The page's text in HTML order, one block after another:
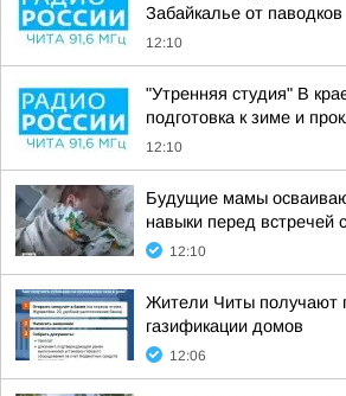
Забайкалье от паводков
12:10
"Утренняя студия" В
подготовка к зиме и
12:10
Будущие мамы
навыки перед
12:10
Жители Читы получают
газификации домов
12:06